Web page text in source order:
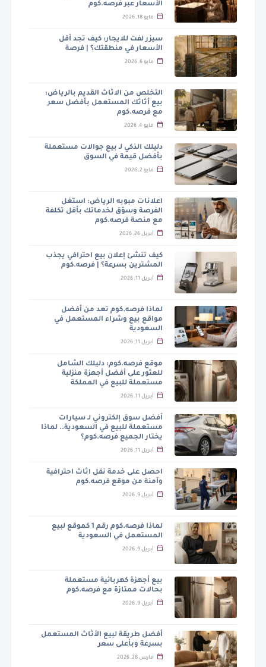
الأسعار عبر فرصه.كوم
مايو 18, 2026
سيزر لفت للايجار: كيف تجد أقل
الأسعار في منطقتك؟ | فرصة
مايو 6, 2026
التخلص من الاثاث القديم بالرياض:
بيع أثاثك المستعمل بأفضل سعر
مع فرصه.كوم
مايو 4, 2026
دليلك الذكي لـ بيع جوالات مستعملة
بأفضل قيمة في السوق
مايو 2, 2026
اعلانات مبوبه الرياض: استغل
الفرصة وسوّق لخدماتك بأقل تكلفة
مع منصة فرصه.كوم
أبريل 26, 2026
كيف تنشئ إعلان بيع احترافي يجذب
المشترين بسرعة؟ | فرصه.كوم
أبريل 11, 2026
لماذا فرصه.كوم تعد من أفضل
مواقع بيع وشراء المستعمل في
السعودية
أبريل 11, 2026
موقع فرصه.كوم: دليلك الشامل
للعثور على أفضل أجهزة منزلية
مستعملة للبيع في المملكة
أبريل 11, 2026
أفضل سوق إلكتروني لـ سيارات
مستعملة للبيع في السعودية.. لماذا
يختار الجميع فرصه.كوم؟
أبريل 11, 2026
احصل على خدمة نقل اثاث احترافية
وآمنة من موقع فرصه.كوم
أبريل 9, 2026
لماذا فرصه.كوم رقم 1 كموقع لبيع
المستعمل في السعودية
أبريل 9, 2026
بيع أجهزة كهربائية مستعملة
بحالات ممتازة مع فرصه.كوم
أبريل 9, 2026
أفضل طريقة لبيع الأثاث المستعمل
بسرعة وبأعلى سعر
مارس 28, 2026